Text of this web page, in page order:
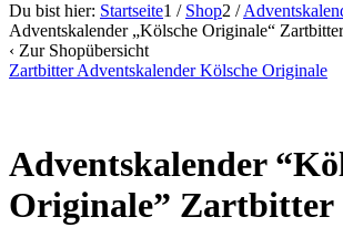
Du bist hier: Startseite1 / Shop2 /
Adventskalender „Kölsche Originale“ Zartbitter
‹ Zur Shopübersicht
Zartbitter Adventskalender Kölsche Originale
Adventskalender “
Originale” Zartbitter